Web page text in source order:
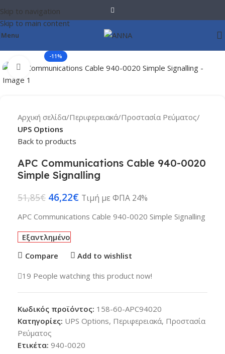
Skip to navigation
Skip to main content
Menu
-11%
Click to enlarge
Αρχική σελίδα Περιφερειακά Προστασία Ρεύματος
UPS Options
Back to products
APC Communications Cable 940-0020
Simple Signalling
51,85€ 46,22€ Τιμή με ΦΠΑ 24%
APC Communications Cable 940-0020 Simple Signalling
Εξαντλημένο
Compare
Add to wishlist
19 People watching this product now!
Κωδικός προϊόντος: 158-60-APC94020
Κατηγορίες: UPS Options, Περιφερειακά, Προστασία
Ρεύματος
Ετικέτα: 940-0020